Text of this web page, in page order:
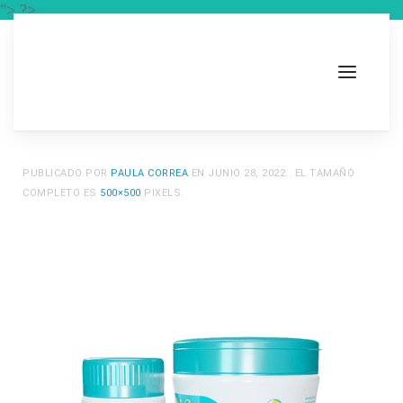
"> ?>
PUBLICADO POR PAULA CORREA EN JUNIO 28, 2022.. EL TAMAÑO
COMPLETO ES 500×500 PIXELS.